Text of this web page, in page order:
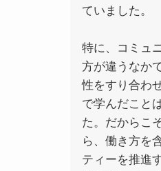
ていました。
特に、コミュ
方が違うなか
性をすり合わ
で学んだこと
た。だからこ
ら、働き方を
ティーを推進